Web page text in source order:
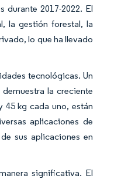
2017-2022. El
la gestión forestal, la
lo que ha llevado
tecnológicas. Un
la creciente
45 kg cada uno, están
aplicaciones de
sus aplicaciones en
significativa. El